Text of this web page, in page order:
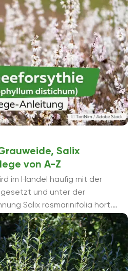
Salix
von A-Z
im Handel häufig mit der
und unter der
Salix rosmarinifolia hort.
gültige Name für diese